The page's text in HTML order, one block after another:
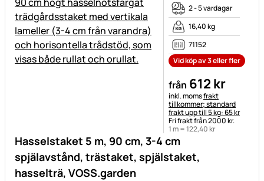
Hasselstaket 5 m, 90 cm, 3-4 cm
spjälavstånd, trästaket, spjälstaket,
hasselträ, VOSS.garden
2 - 5 vardagar
16,40 kg
71152
Vid köp av 3 eller fler
från 612 kr
Skatteinformation:
inkl. momsfrakt
tillkommer; standard
frakt upp till 5 kg: 65 kr
Fri frakt från 2000 kr.
1 m =122,40kr